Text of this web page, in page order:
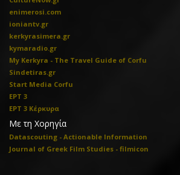
enimerosi.com
ioniantv.gr
kerkyrasimera.gr
kymaradio.gr
My Kerkyra - The Travel Guide of Corfu
Sindetiras.gr
Start Media Corfu
ΕΡΤ 3
ΕΡΤ 3 Κέρκυρα
Με τη Χορηγία
Datascouting - Actionable Information
Journal of Greek Film Studies - filmicon